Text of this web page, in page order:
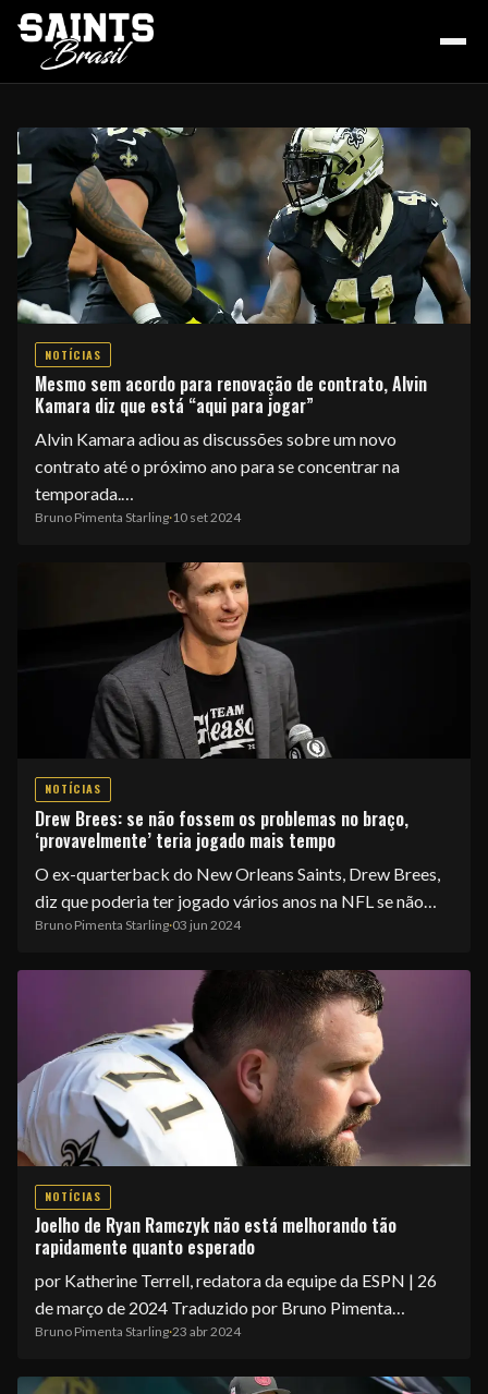
HOME
PODCAST
COLUNA DO ZÉ
NOSSA HISTÓRIA
EQUIPE
NOTÍCIAS
Mesmo sem acordo para renovação de contrato, Alvin
Kamara diz que está “aqui para jogar”
Alvin Kamara adiou as discussões sobre um novo
contrato até o próximo ano para se concentrar na
temporada.…
Bruno Pimenta Starling·10 set 2024
NOTÍCIAS
Drew Brees: se não fossem os problemas no braço,
‘provavelmente’ teria jogado mais tempo
O ex-quarterback do New Orleans Saints, Drew Brees,
diz que poderia ter jogado vários anos na NFL se não…
Bruno Pimenta Starling·03 jun 2024
NOTÍCIAS
Joelho de Ryan Ramczyk não está melhorando tão
rapidamente quanto esperado
por Katherine Terrell, redatora da equipe da ESPN | 26
de março de 2024 Traduzido por Bruno Pimenta…
Bruno Pimenta Starling·23 abr 2024